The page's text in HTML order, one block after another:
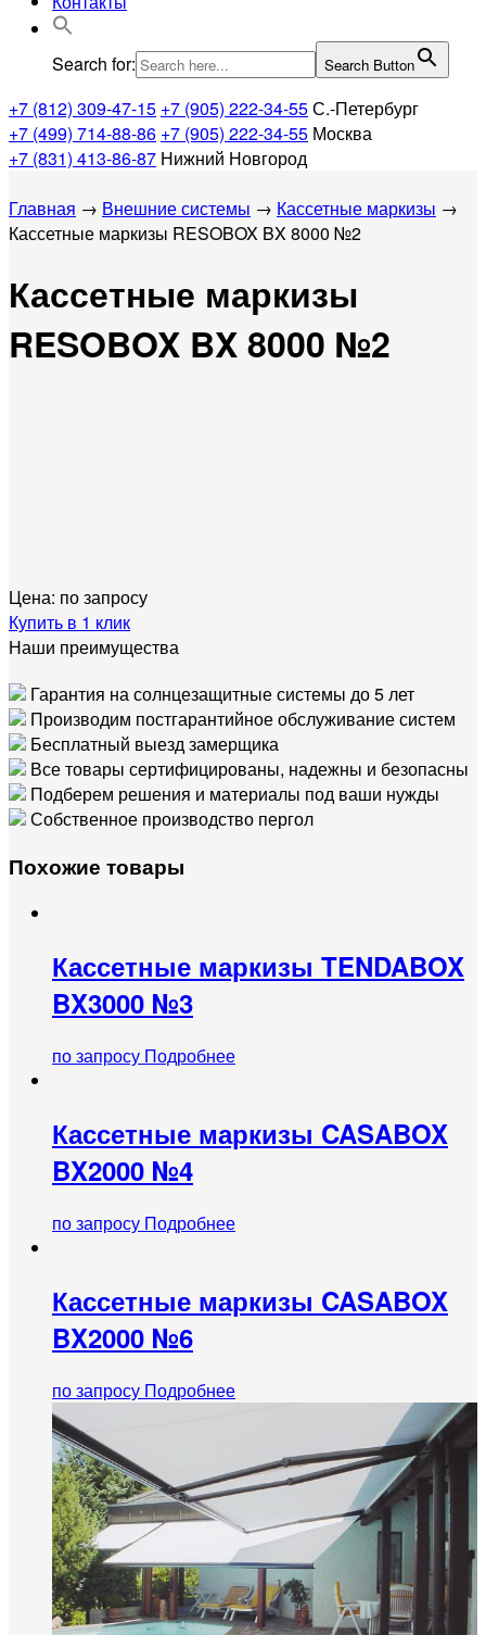
Search for: Search Button
+7 (812) 309-47-15 +7 (905) 222-34-55С.-Петербург
+7 (499) 714-88-86 +7 (905) 222-34-55 Москва
+7 (831) 413-86-87 Нижний Новгород
Главная → Внешние системы → Кассетные маркизы →
Кассетные маркизы RESOBOX BX 8000 №2
Кассетные маркизы
RESOBOX BX 8000 №2
Цена: по запросу
Купить в 1 клик
Наши преимущества
Гарантия на солнцезащитные системы до 5 лет
Производим постгарантийное обслуживание систем
Бесплатный выезд замерщика
Все товары сертифицированы, надежны и безопасны
Подберем решения и материалы под ваши нужды
Собственное производство пергол
Похожие товары
Кассетные маркизы TENDABOX
BX3000 №3
по запросу Подробнее
Кассетные маркизы CASABOX
BX2000 №4
по запросу Подробнее
Кассетные маркизы CASABOX
BX2000 №6
по запросу Подробнее